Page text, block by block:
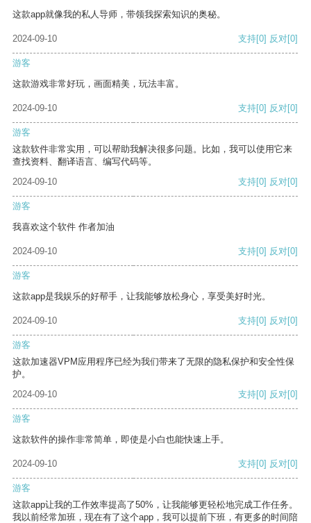
这款app就像我的私人导师，带领我探索知识的奥秘。
2024-09-10 支持[0] 反对[0]
游客
这款游戏非常好玩，画面精美，玩法丰富。
2024-09-10 支持[0] 反对[0]
游客
这款软件非常实用，可以帮助我解决很多问题。比如，我可以使用它来
查找资料、翻译语言、编写代码等。
2024-09-10
支持[0] 反对[0]
游客
我喜欢这个软件 作者加油
2024-09-10 支持[0] 反对[0]
游客
这款app是我娱乐的好帮手，让我能够放松身心，享受美好时光。
2024-09-10 支持[0] 反对[0]
游客
这款加速器VPM应用程序已经为我们带来了无限的隐私保护和安全性保
护。
2024-09-10
支持[0] 反对[0]
游客
这款软件的操作非常简单，即使是小白也能快速上手。
2024-09-10 支持[0] 反对[0]
游客
这款app让我的工作效率提高了50%，让我能够更轻松地完成工作任务。
我以前经常加班，现在有了这个app，我可以提前下班，有更多的时间陪